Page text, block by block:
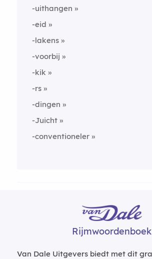
-uithangen
-eid
-lakens
-voorbij
-kik
-rs
-dingen
-Juicht
-conventioneler
Rijmwoordenboek
Van Dale Uitgevers biedt met dit